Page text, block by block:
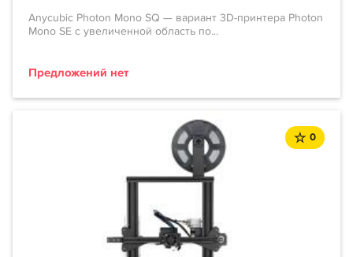
Anycubic Photon Mono SQ — вариант 3D-принтера Photon
Mono SE с увеличенной область по...
Предложений нет
0